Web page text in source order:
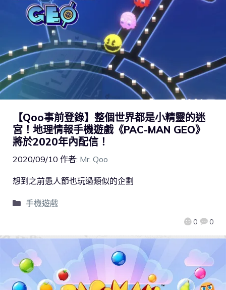
【Qoo事前登錄】整個世界都是小精靈的迷
宮！地理情報手機遊戲《PAC-MAN GEO》
將於2020年內配信！
2020/09/10 作者: Mr. Qoo
0 0
想到之前愚人節也玩過類似的企劃
手機遊戲